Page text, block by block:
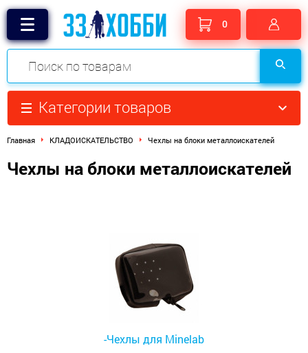
0
Категории товаров
Главная КЛАДОИСКАТЕЛЬСТВО Чехлы на блоки металлоискателей
Чехлы на блоки металлоискателей
-Чехлы для Minelab